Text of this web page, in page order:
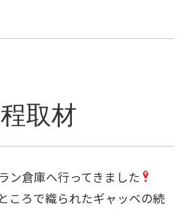
取材
ン倉庫へ行ってきました
ころで織られたギャッベの続